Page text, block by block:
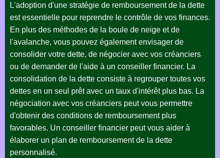
L'adoption d'une stratégie de remboursement de la dette
est essentielle pour reprendre le contrôle de vos finances.
En plus des méthodes de la boule de neige et de
l'avalanche, vous pouvez également envisager de
consolider votre dette, de négocier avec vos créanciers
ou de demander de l'aide à un conseiller financier. La
consolidation de la dette consiste à regrouper toutes vos
dettes en un seul prêt avec un taux d'intérêt plus bas. La
négociation avec vos créanciers peut vous permettre
d'obtenir des conditions de remboursement plus
favorables. Un conseiller financier peut vous aider à
élaborer un plan de remboursement de la dette
personnalisé.